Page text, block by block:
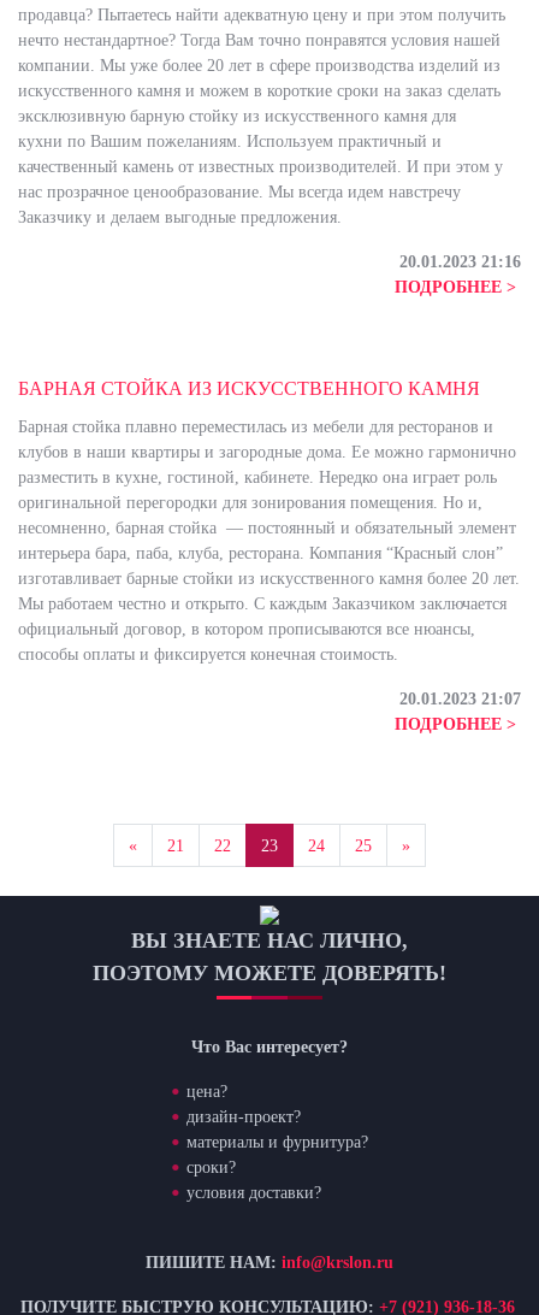
продавца? Пытаетесь найти адекватную цену и при этом получить
нечто нестандартное? Тогда Вам точно понравятся условия нашей
компании. Мы уже более 20 лет в сфере производства изделий из
искусственного камня и можем в короткие сроки на заказ сделать
эксклюзивную барную стойку из искусственного камня для
кухни по Вашим пожеланиям. Используем практичный и
качественный камень от известных производителей. И при этом у
нас прозрачное ценообразование. Мы всегда идем навстречу
Заказчику и делаем выгодные предложения.
20.01.2023 21:16
ПОДРОБНЕЕ >
БАРНАЯ СТОЙКА ИЗ ИСКУССТВЕННОГО КАМНЯ
Барная стойка плавно переместилась из мебели для ресторанов и
клубов в наши квартиры и загородные дома. Ее можно гармонично
разместить в кухне, гостиной, кабинете. Нередко она играет роль
оригинальной перегородки для зонирования помещения. Но и,
несомненно, барная стойка — постоянный и обязательный элемент
интерьера бара, паба, клуба, ресторана. Компания “Красный слон”
изготавливает барные стойки из искусственного камня более 20 лет.
Мы работаем честно и открыто. C каждым Заказчиком заключается
официальный договор, в котором прописываются все нюансы,
способы оплаты и фиксируется конечная стоимость.
20.01.2023 21:07
ПОДРОБНЕЕ >
«Previous
21 22 23 24 25 »Next
ВЫ ЗНАЕТЕ НАС ЛИЧНО,
ПОЭТОМУ МОЖЕТЕ ДОВЕРЯТЬ!
Что Вас интересует?
цена?
дизайн-проект?
материалы и фурнитура?
сроки?
условия доставки?
ПИШИТЕ НАМ: info@krslon.ru
ПОЛУЧИТЕ БЫСТРУЮ КОНСУЛЬТАЦИЮ: +7 (921) 936-18-36